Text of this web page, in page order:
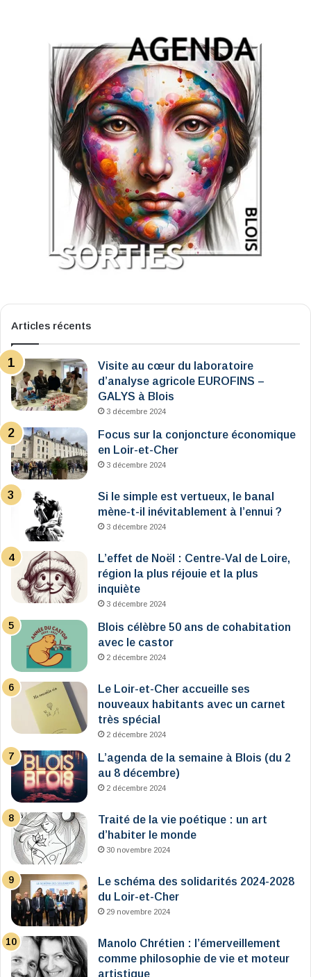
Articles récents
Visite au cœur du laboratoire
d’analyse agricole EUROFINS –
GALYS à Blois
3 décembre 2024
Focus sur la conjoncture économique
en Loir-et-Cher
3 décembre 2024
Si le simple est vertueux, le banal
mène-t-il inévitablement à l’ennui ?
3 décembre 2024
L’effet de Noël : Centre-Val de Loire,
région la plus réjouie et la plus
inquiète
3 décembre 2024
Blois célèbre 50 ans de cohabitation
avec le castor
2 décembre 2024
Le Loir-et-Cher accueille ses
nouveaux habitants avec un carnet
très spécial
2 décembre 2024
L’agenda de la semaine à Blois (du 2
au 8 décembre)
2 décembre 2024
Traité de la vie poétique : un art
d’habiter le monde
30 novembre 2024
Le schéma des solidarités 2024-2028
du Loir-et-Cher
29 novembre 2024
Manolo Chrétien : l’émerveillement
comme philosophie de vie et moteur
artistique